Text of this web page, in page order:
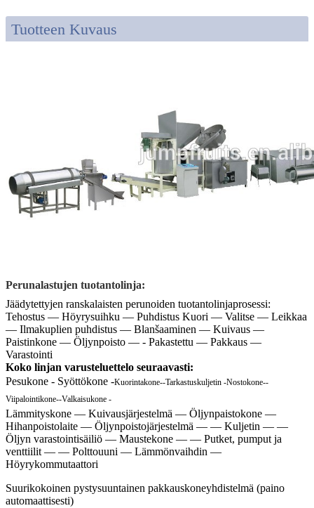
Tuotteen Kuvaus
Perunalastujen tuotantolinja:
Jäädytettyjen ranskalaisten perunoiden tuotantolinjaprosessi:
Tehostus — Höyrysuihku — Puhdistus Kuori — Valitse — Leikkaa
— Ilmakuplien puhdistus — Blanšaaminen — Kuivaus —
Paistinkone — Öljynpoisto — - Pakastettu — Pakkaus —
Varastointi
Koko linjan varusteluettelo seuraavasti:
Pesukone - Syöttökone -Kuorintakone--Tarkastuskuljetin -Nostokone--
Viipalointikone--Valkaisukone -
Lämmityskone — Kuivausjärjestelmä — Öljynpaistokone —
Hihanpoistolaite — Öljynpoistojärjestelmä — — Kuljetin — —
Öljyn varastointisäiliö — Maustekone — — Putket, pumput ja
venttiilit — — Polttouuni — Lämmönvaihdin —
Höyrykommutaattori
Suurikokoinen pystysuuntainen pakkauskoneyhdistelmä (paino
automaattisesti)